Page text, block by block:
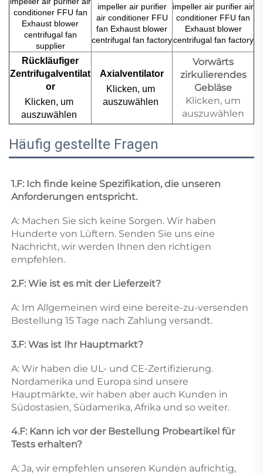
Rückläufiger
Zentrifugalventilat
or
Klicken, um
auszuwählen
Axialventilator
Klicken, um
auszuwählen
Vorwärts
zirkulierendes
Gebläse
Klicken, um
auszuwählen
Häufig gestellte Fragen
1.F: Ich finde keine Spezifikation, die unseren
Anforderungen entspricht.
A: Machen Sie sich keine Sorgen. Wir haben
Hunderte von Lüftern. Senden Sie uns eine
Nachricht, wir werden Ihnen den richtigen
empfehlen.
2.F: Wie ist es mit der Lieferzeit?
A: Im Allgemeinen wird eine bereite-zu-versenden
Bestellung 15 Tage nach Zahlung versandt.
3.F: Was ist Ihr Hauptmarkt?
A: Wir haben die UL- und CE-Zertifizierung.
Nordamerika und Europa sind unsere
Hauptmärkte, wir haben aber auch Kunden in
Südostasien, Südamerika, Afrika und so weiter.
4.F: Kann ich vor der Bestellung Probeartikel für
Tests erhalten?
A: Ja, wir empfehlen unseren Kunden aufrichtig,